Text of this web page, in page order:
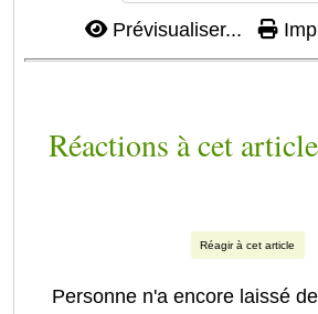
Prévisualiser...
Réactions à cet article
Réagir à cet article
Personne n'a encore laissé